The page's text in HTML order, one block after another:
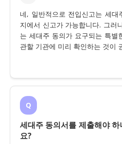
네, 일반적으로 전입신고는 세
지에서 신고가 가능합니다. 그러
는 세대주 동의가 요구되는 특별
관할 기관에 미리 확인하는 것이
Q
세대주 동의서를 제출해야
요?